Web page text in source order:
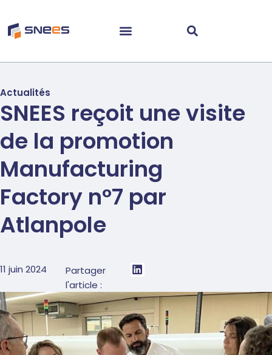
Actualités
SNEES reçoit une visite
de la promotion
Manufacturing
Factory n°7 par
Atlanpole
11 juin 2024
Partager
l'article :